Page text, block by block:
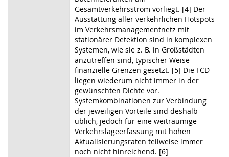
Gesamtverkehrsstrom vorliegt. [4] Der
Ausstattung aller verkehrlichen Hotspots
im Verkehrsmanagementnetz mit
stationärer Detektion sind in komplexen
Systemen, wie sie z. B. in Großstädten
anzutreffen sind, typischer Weise
finanzielle Grenzen gesetzt. [5] Die FCD
liegen wiederum nicht immer in der
gewünschten Dichte vor.
Systemkombinationen zur Verbindung
der jeweiligen Vorteile sind deshalb
üblich, jedoch für eine weiträumige
Verkehrslageerfassung mit hohen
Aktualisierungsraten teilweise immer
noch nicht hinreichend. [6]